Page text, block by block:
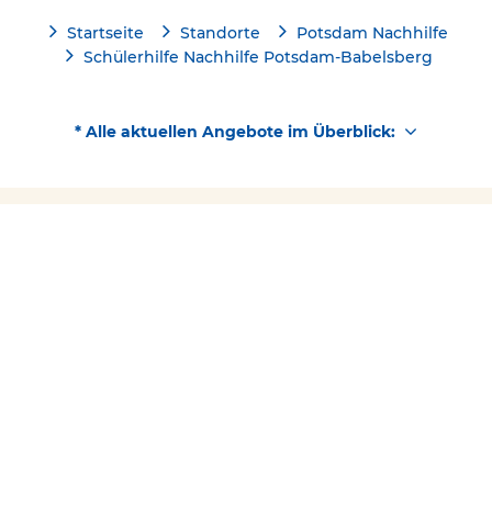
Startseite Standorte
Potsdam Nachhilfe
Schülerhilfe Nachhilfe Potsdam-Babelsberg
* Alle aktuellen Angebote im Überblick: